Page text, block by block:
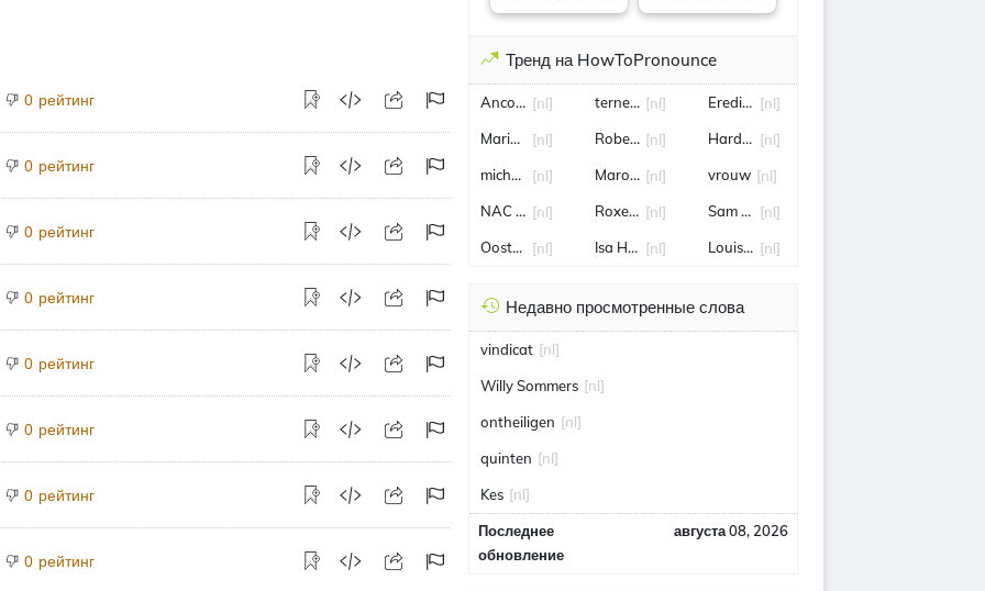
0 рейтинг
0 рейтинг
0 рейтинг
0 рейтинг
0 рейтинг
0 рейтинг
0 рейтинг
0 рейтинг
Тренд на HowToPronounce
Anco Jansen
[nl]
Marianne Zwagerman
[nl]
michael reiziger
[nl]
NAC Breda
[nl]
Oostenrijk
[nl]
terneuzen
[nl]
Robert Gesink
[nl]
Marokko[nl]
Roxeanne Hazes
[nl]
Isa Hoes[nl]
Eredivisie[nl]
Hardenberg
[nl]
vrouw [nl]
Sam Lammers
[nl]
Louis Van Gaal
[nl]
Недавно просмотренные слова
vindicat [nl]
Willy Sommers [nl]
ontheiligen [nl]
quinten [nl]
Kes [nl]
Последнее
обновление
августа 08, 2026